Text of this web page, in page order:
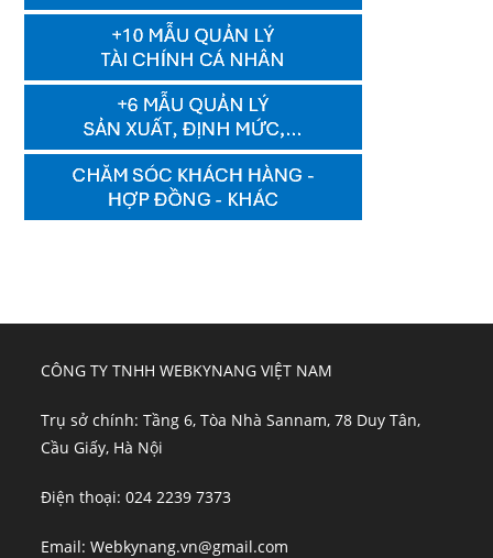
CÔNG TY TNHH WEBKYNANG VIỆT NAM
Trụ sở chính: Tầng 6, Tòa Nhà Sannam, 78 Duy Tân,
Cầu Giấy, Hà Nội
Điện thoại: 024 2239 7373
Email: Webkynang.vn@gmail.com